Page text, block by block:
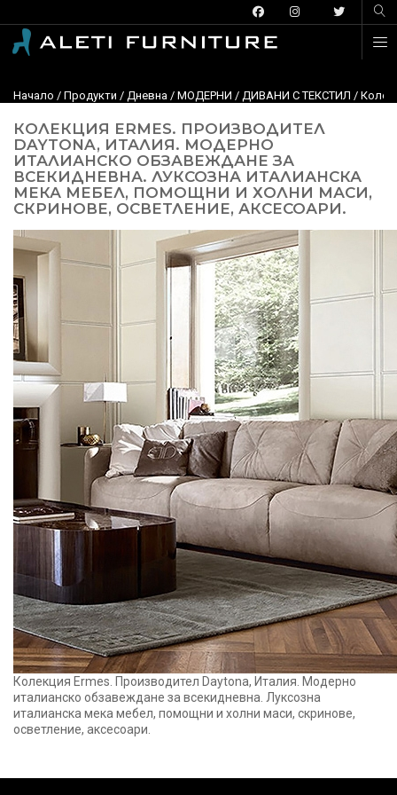
Начало / Продукти / Дневна / МОДЕРНИ / ДИВАНИ С ТЕКСТИЛ /
КОЛЕКЦИЯ ERMES. ПРОИЗВОДИТЕЛ
DAYTONA, ИТАЛИЯ. МОДЕРНО
ИТАЛИАНСКО ОБЗАВЕЖДАНЕ ЗА
ВСЕКИДНЕВНА. ЛУКСОЗНА ИТАЛИАНСКА
МЕКА МЕБЕЛ, ПОМОЩНИ И ХОЛНИ МАСИ,
СКРИНОВЕ, ОСВЕТЛЕНИЕ, АКСЕСОАРИ.
Колекция Ermes. Производител Daytona, Италия. Модерно
италианско обзавеждане за всекидневна. Луксозна
италианска мека мебел, помощни и холни маси, скринове,
осветление, аксесоари.